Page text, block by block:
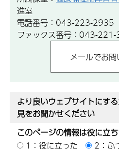
進室
電話番号：043-223-2935
ファックス番号：043-
より良いウェブサイトにす
見をお聞かせください
このページの情報は役に立
1：役に立った
2：ふ